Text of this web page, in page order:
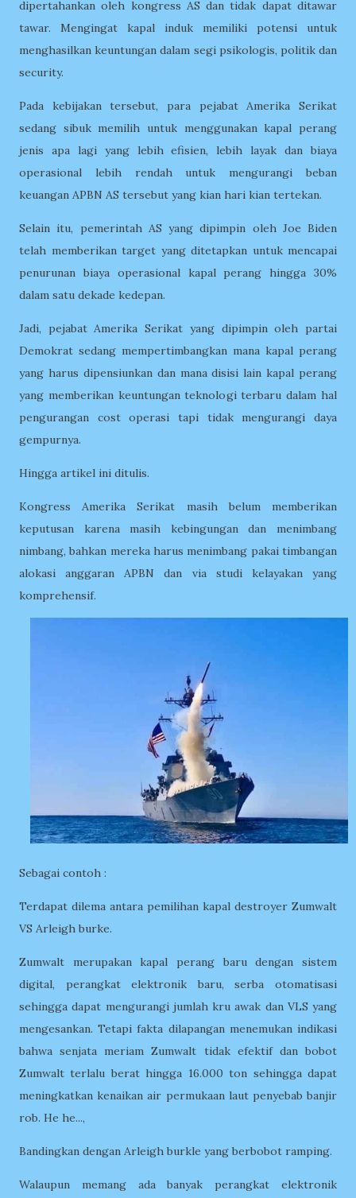
dipertahankan oleh kongress AS dan tidak dapat ditawar
tawar. Mengingat kapal induk memiliki potensi untuk
menghasilkan keuntungan dalam segi psikologis, politik dan
security.
Pada kebijakan tersebut, para pejabat Amerika Serikat
sedang sibuk memilih untuk menggunakan kapal perang
jenis apa lagi yang lebih efisien, lebih layak dan biaya
operasional lebih rendah untuk mengurangi beban
keuangan APBN AS tersebut yang kian hari kian tertekan.
Selain itu, pemerintah AS yang dipimpin oleh Joe Biden
telah memberikan target yang ditetapkan untuk mencapai
penurunan biaya operasional kapal perang hingga 30%
dalam satu dekade kedepan.
Jadi, pejabat Amerika Serikat yang dipimpin oleh partai
Demokrat sedang mempertimbangkan mana kapal perang
yang harus dipensiunkan dan mana disisi lain kapal perang
yang memberikan keuntungan teknologi terbaru dalam hal
pengurangan cost operasi tapi tidak mengurangi daya
gempurnya.
Hingga artikel ini ditulis.
Kongress Amerika Serikat masih belum memberikan
keputusan karena masih kebingungan dan menimbang
nimbang, bahkan mereka harus menimbang pakai timbangan
alokasi anggaran APBN dan via studi kelayakan yang
komprehensif.
Sebagai contoh :
Terdapat dilema antara pemilihan kapal destroyer Zumwalt
VS Arleigh burke.
Zumwalt merupakan kapal perang baru dengan sistem
digital, perangkat elektronik baru, serba otomatisasi
sehingga dapat mengurangi jumlah kru awak dan VLS yang
mengesankan. Tetapi fakta dilapangan menemukan indikasi
bahwa senjata meriam Zumwalt tidak efektif dan bobot
Zumwalt terlalu berat hingga 16.000 ton sehingga dapat
meningkatkan kenaikan air permukaan laut penyebab banjir
rob. He he...,
Bandingkan dengan Arleigh burkle yang berbobot ramping.
Walaupun memang ada banyak perangkat elektronik